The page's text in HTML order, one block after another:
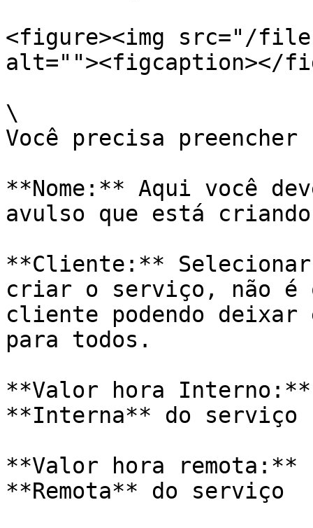
<figure><img src="/files/
alt=""><figcaption></
\
Você precisa preencher
**Nome:** Aqui você
avulso que está
**Cliente:**
criar o serviço, não é
cliente podendo
para todos.
**Valor hora
**Interna** do serviço
**Valor hora
**Remota** do serviço